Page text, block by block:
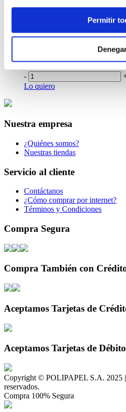
Permitir
$34.99
Lo quiero
$20.00
-
Lo quiero
Nuestra empresa
¿Quiénes somos?
Nuestras tiendas
Servicio al cliente
Contáctanos
¿Cómo comprar por internet?
Términos y Condiciones
Compra Segura
Compra También con
Aceptamos Tarjetas de
Aceptamos Tarjetas de Débito
Copyright © POLIPAPEL S.A. 2025 |
reservados.
Compra 100% Segura